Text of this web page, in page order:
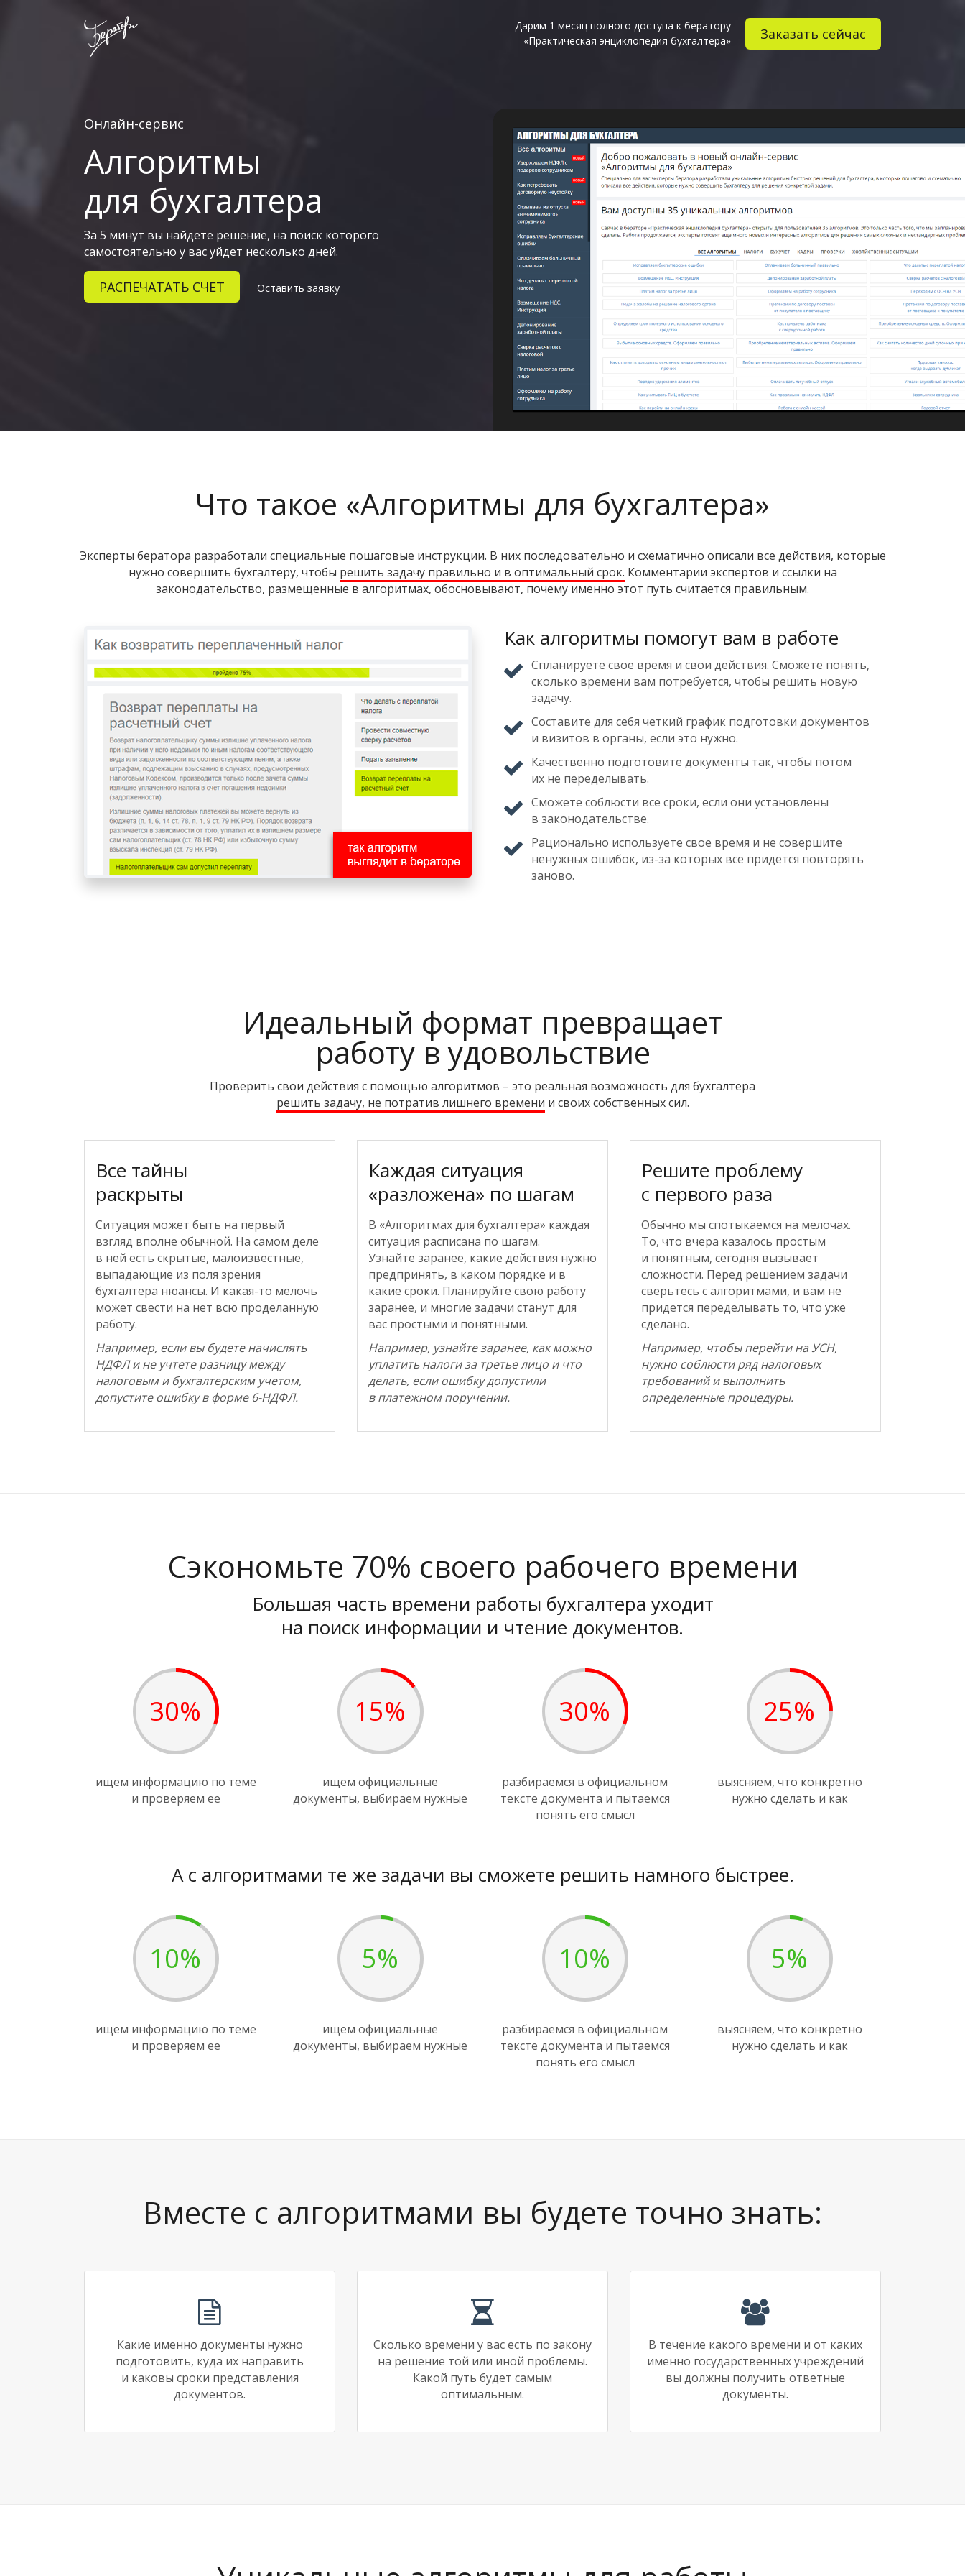
Дарим 1 месяц полного доступа к бератору
«Практическая энциклопедия бухгалтера»
Заказать сейчас
Онлайн-сервис
Алгоритмы
для бухгалтера
За 5 минут вы найдете решение, на поиск которого
самостоятельно у вас уйдет несколько дней.
РАСПЕЧАТАТЬ СЧЕТ Оставить заявку
Что такое «Алгоритмы для бухгалтера»
Эксперты бератора разработали специальные пошаговые инструкции. В них последовательно и схематично описали все действия, которые
нужно совершить бухгалтеру, чтобы решить задачу правильно и в оптимальный срок. Комментарии экспертов и ссылки на
законодательство, размещенные в алгоритмах, обосновывают, почему именно этот путь считается правильным.
Как алгоритмы помогут вам в работе
Cпланируете свое время и свои действия. Сможете понять,
сколько времени вам потребуется, чтобы решить новую
задачу.
Составите для себя четкий график подготовки документов
и визитов в органы, если это нужно.
Качественно подготовите документы так, чтобы потом
их не переделывать.
Сможете соблюсти все сроки, если они установлены
в законодательстве.
Рационально используете свое время и не совершите
ненужных ошибок, из-за которых все придется повторять
заново.
Идеальный формат превращает
работу в удовольствие
Проверить свои действия с помощью алгоритмов – это реальная возможность для бухгалтера
решить задачу, не потратив лишнего времени и своих собственных сил.
Все тайны
раскрыты
Ситуация может быть на первый
взгляд вполне обычной. На самом деле
в ней есть скрытые, малоизвестные,
выпадающие из поля зрения
бухгалтера нюансы. И какая-то мелочь
может свести на нет всю проделанную
работу.
Например, если вы будете начислять
НДФЛ и не учтете разницу между
налоговым и бухгалтерским учетом,
допустите ошибку в форме 6-НДФЛ.
Каждая ситуация
«разложена» по шагам
В «Алгоритмах для бухгалтера» каждая
ситуация расписана по шагам.
Узнайте заранее, какие действия нужно
предпринять, в каком порядке и в
какие сроки. Планируйте свою работу
заранее, и многие задачи станут для
вас простыми и понятными.
Например, узнайте заранее, как можно
уплатить налоги за третье лицо и что
делать, если ошибку допустили
в платежном поручении.
Решите проблему
с первого раза
Обычно мы спотыкаемся на мелочах.
То, что вчера казалось простым
и понятным, сегодня вызывает
сложности. Перед решением задачи
сверьтесь с алгоритмами, и вам не
придется переделывать то, что уже
сделано.
Например, чтобы перейти на УСН,
нужно соблюсти ряд налоговых
требований и выполнить
определенные процедуры.
Сэкономьте 70% своего рабочего времени
Большая часть времени работы бухгалтера уходит
на поиск информации и чтение документов.
30%
ищем информацию по теме
и проверяем ее
15%
ищем официальные
документы, выбираем нужные
30%
разбираемся в официальном
тексте документа и пытаемся
понять его смысл
25%
выясняем, что конкретно
нужно сделать и как
А с алгоритмами те же задачи вы сможете решить намного быстрее.
10%
ищем информацию по теме
и проверяем ее
5%
ищем официальные
документы, выбираем нужные
10%
разбираемся в официальном
тексте документа и пытаемся
понять его смысл
5%
выясняем, что конкретно
нужно сделать и как
Вместе с алгоритмами вы будете точно знать:
Какие именно документы нужно
подготовить, куда их направить
и каковы сроки представления
документов.
Сколько времени у вас есть по закону
на решение той или иной проблемы.
Какой путь будет самым
оптимальным.
В течение какого времени и от каких
именно государственных учреждений
вы должны получить ответные
документы.